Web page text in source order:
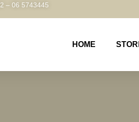
– 06 5743445
HOME